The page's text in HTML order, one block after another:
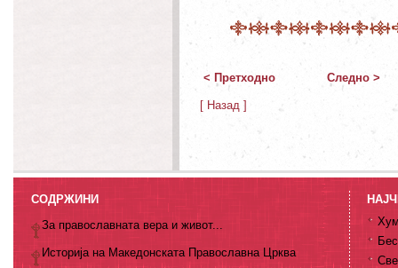
< Претходно Следно >
[ Назад ]
СОДРЖИНИ
За православната вера и живот...
Историја на Македонската Православна Црква